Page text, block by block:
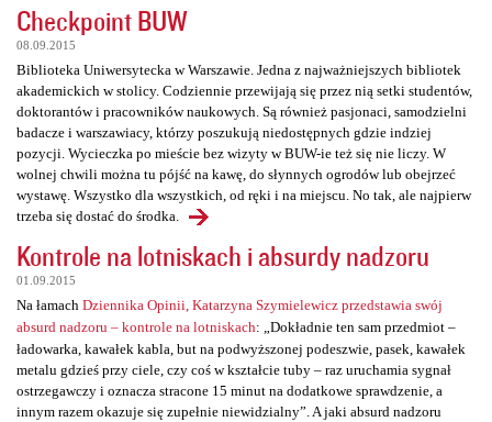
Checkpoint BUW
08.09.2015
Biblioteka Uniwersytecka w Warszawie. Jedna z najważniejszych bibliotek
akademickich w stolicy. Codziennie przewijają się przez nią setki studentów,
doktorantów i pracowników naukowych. Są również pasjonaci, samodzielni
badacze i warszawiacy, którzy poszukują niedostępnych gdzie indziej
pozycji. Wycieczka po mieście bez wizyty w BUW-ie też się nie liczy. W
wolnej chwili można tu pójść na kawę, do słynnych ogrodów lub obejrzeć
wystawę. Wszystko dla wszystkich, od ręki i na miejscu. No tak, ale najpierw
trzeba się dostać do środka.
Kontrole na lotniskach i absurdy nadzoru
01.09.2015
Na łamach Dziennika Opinii, Katarzyna Szymielewicz przedstawia swój
absurd nadzoru – kontrole na lotniskach: „Dokładnie ten sam przedmiot –
ładowarka, kawałek kabla, but na podwyższonej podeszwie, pasek, kawałek
metalu gdzieś przy ciele, czy coś w kształcie tuby – raz uruchamia sygnał
ostrzegawczy i oznacza stracone 15 minut na dodatkowe sprawdzenie, a
innym razem okazuje się zupełnie niewidzialny”. A jaki absurd nadzoru